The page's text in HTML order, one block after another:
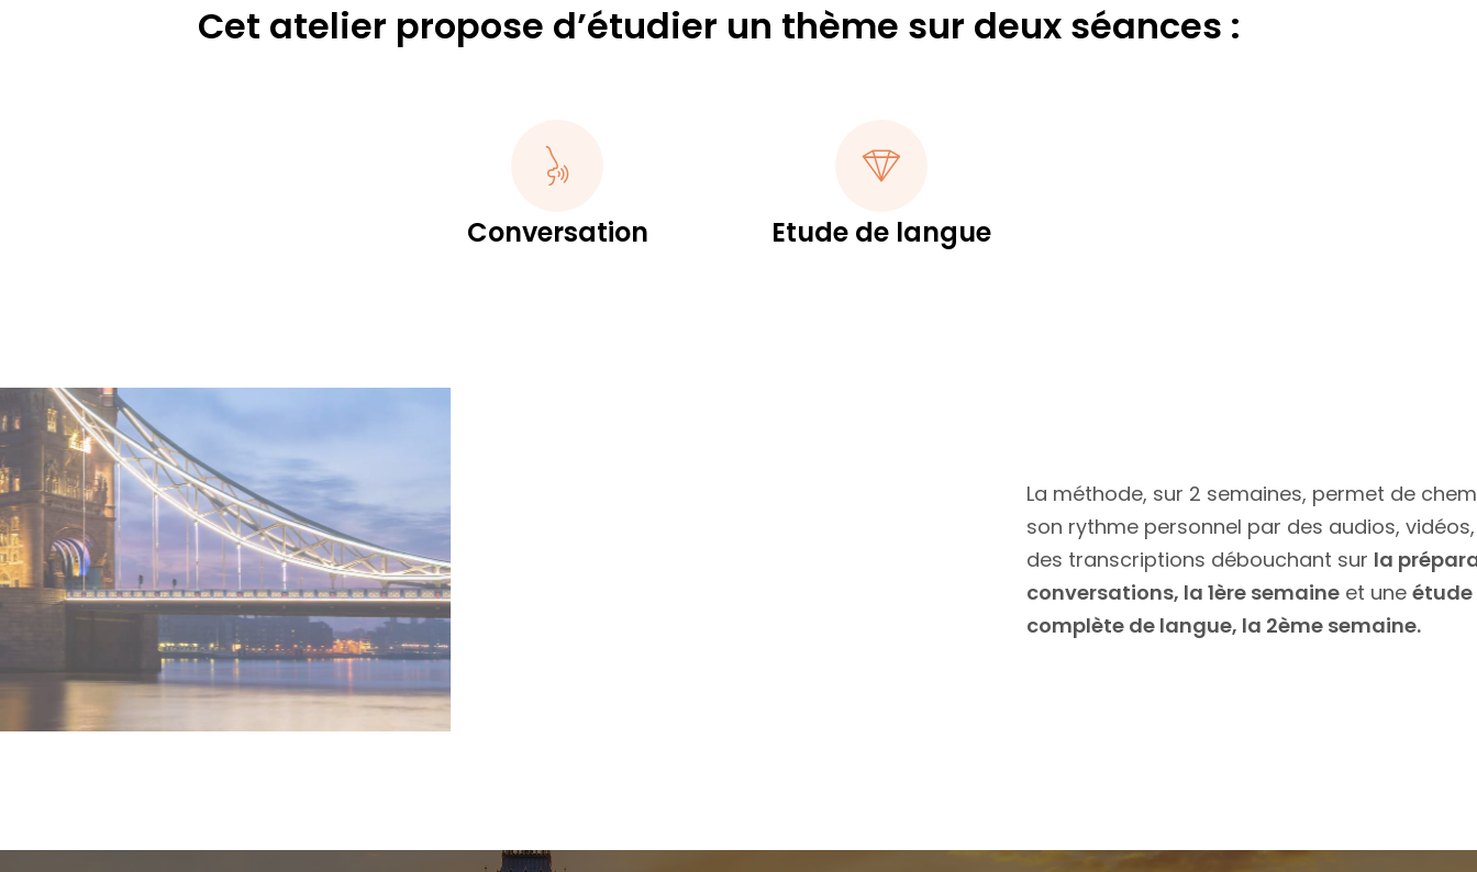
Cet atelier propose d’étudier un thème sur deux séances :
Conversation Etude de langue
La méthode, sur 2 semaines, permet de
son rythme personnel par des audios,
des transcriptions débouchant sur la
conversations, la 1ère semaineet une étude
complète de langue, la 2ème semaine.